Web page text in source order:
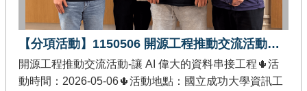
【分項活動】1150506 開源工程推動交流活動－讓 AI 偉大的資料串接工程
開源工程推動交流活動-讓 AI 偉大的資料串接工程🌵活
動時間：2026-05-06🌵活動地點：國立成功大學資訊工